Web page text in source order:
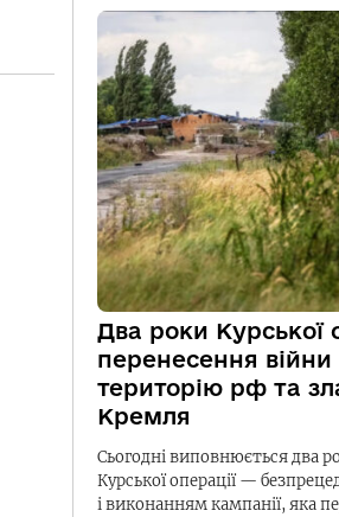
Два роки Курської
перенесення війни
територію рф та
Кремля
Сьогодні виповнюється два
Курської операції —
і виконанням кампанії, яка